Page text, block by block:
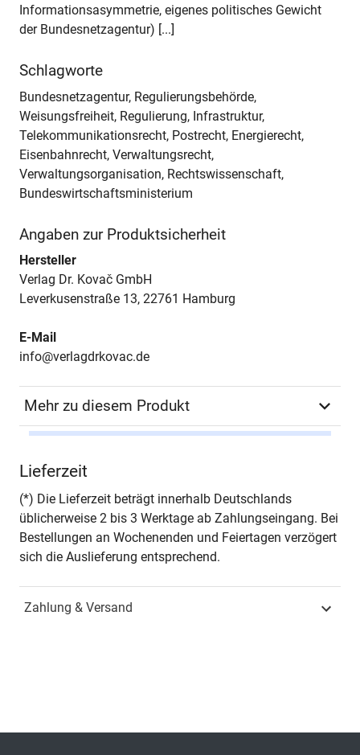
Informationsasymmetrie, eigenes politisches Gewicht
der Bundesnetzagentur) [...]
Schlagworte
Bundesnetzagentur, Regulierungsbehörde,
Weisungsfreiheit, Regulierung, Infrastruktur,
Telekommunikationsrecht, Postrecht, Energierecht,
Eisenbahnrecht, Verwaltungsrecht,
Verwaltungsorganisation, Rechtswissenschaft,
Bundeswirtschaftsministerium
Angaben zur Produktsicherheit
Hersteller
Verlag Dr. Kovač GmbH
Leverkusenstraße 13, 22761 Hamburg
E-Mail
info@verlagdrkovac.de
Mehr zu diesem Produkt
Seiten 280
Jahr Hamburg 2011
Fachdisziplin
ISSN 1613-1002
Lieferzeit
(*) Die Lieferzeit beträgt innerhalb Deutschlands
üblicherweise 2 bis 3 Werktage ab Zahlungseingang. Bei
Bestellungen an Wochenenden und Feiertagen verzögert
sich die Auslieferung entsprechend.
Zahlung & Versand